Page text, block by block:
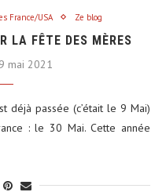
France/USA Ze blog
LA FÊTE DES MÈRES
mai 2021
déjà passée (c’était le 9 Mai)
: le 30 Mai. Cette année